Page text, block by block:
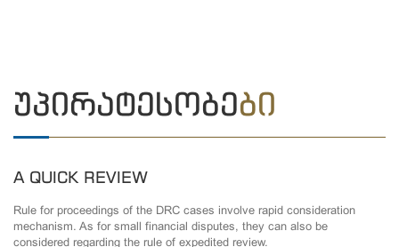
ᲣᲞᲘᲠᲐᲢᲔᲡᲝᲑᲔᲑᲘ
A QUICK REVIEW
Rule for proceedings of the DRC cases involve rapid consideration
mechanism. As for small financial disputes, they can also be
considered regarding the rule of expedited review.